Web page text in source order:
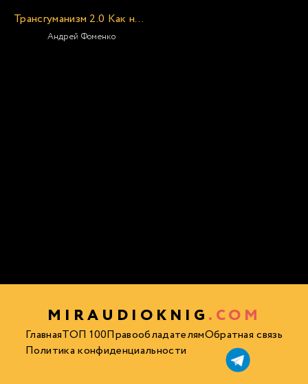
Трансгуманизм 2.0 Как научная вера в бессмертие продлит жизнь и победит старение Автор: Андрей Фомен
Андрей Фоменко
MIRAUDIOKNIG .COM
ГлавнаяТОП 100ПравообладателямОбратная связь
Политика конфиденциальности